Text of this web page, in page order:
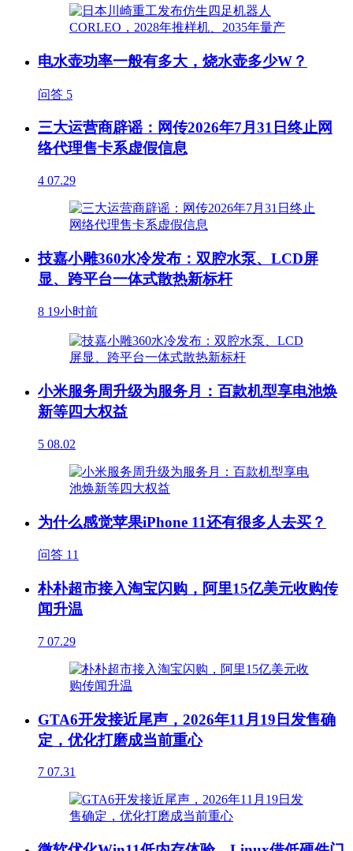
电水壶功率一般有多大，烧水壶多少W？
问答 5
三大运营商辟谣：网传2026年7月31日终止网
络代理售卡系虚假信息
4 07.29
技嘉小雕360水冷发布：双腔水泵、LCD屏
显、跨平台一体式散热新标杆
8 19小时前
小米服务周升级为服务月：百款机型享电池焕
新等四大权益
5 08.02
为什么感觉苹果iPhone 11还有很多人去买？
问答 11
朴朴超市接入淘宝闪购，阿里15亿美元收购传
闻升温
7 07.29
GTA6开发接近尾声，2026年11月19日发售确
定，优化打磨成当前重心
7 07.31